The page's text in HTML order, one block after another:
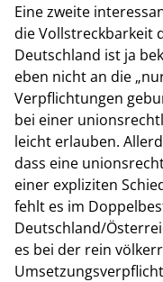
Eine zweite
die Vollstreckbarkeit
Deutschland ist ja
eben nicht an die
Verpflichtungen
bei einer
leicht erlauben.
dass eine
einer expliziten
fehlt es im
Deutschland/
es bei der rein